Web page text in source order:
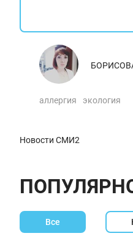
аллергия экология
Новости СМИ2
Все